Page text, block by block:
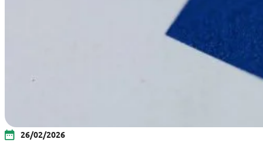
26/02/2026